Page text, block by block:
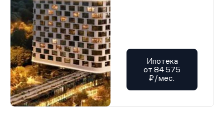
Ипотека
от 84 575
₽/мес.